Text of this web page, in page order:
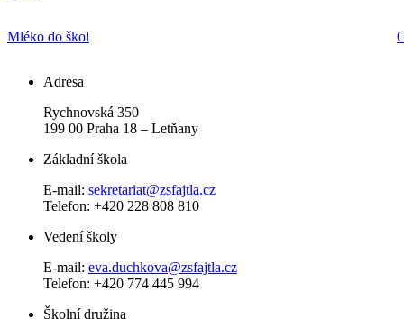
Mléko do škol
Adresa
Rychnovská 350
199 00 Praha 18 – Letňany
Základní škola
E-mail: sekretariat@zsfajtla.cz
Telefon: +420 228 808 810
Vedení školy
E-mail: eva.duchkova@zsfajtla.cz
Telefon: +420 774 445 994
Školní družina